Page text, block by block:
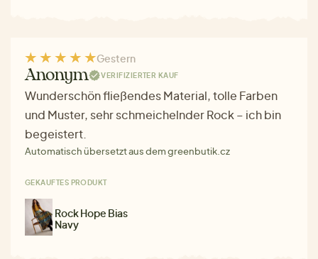
Gestern
Anonym VERIFIZIERTER KAUF
Wunderschön fließendes Material, tolle Farben
und Muster, sehr schmeichelnder Rock – ich bin
begeistert.
Automatisch übersetzt aus dem greenbutik.cz
GEKAUFTES PRODUKT
Rock Hope Bias
Navy